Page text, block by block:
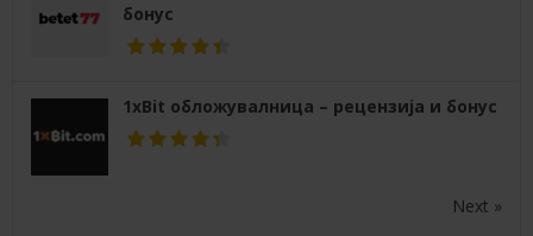
бонус
1xBit обложувалница – рецензија и бонус
Next »